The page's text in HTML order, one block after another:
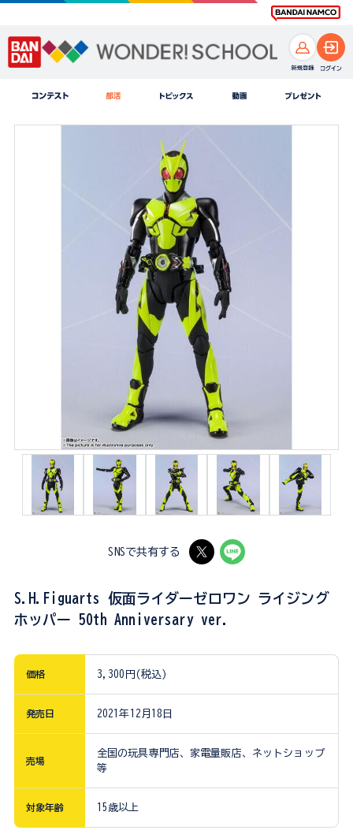
SNSで共有する
S.H.Figuarts 仮面ライダーゼロワン ライジング
ホッパー 50th Anniversary ver.
価格 3,300円(税込)
発売日 2021年12月18日
売場
全国の玩具専門店、家電量販店、ネットショップ
等
対象年齢 15歳以上